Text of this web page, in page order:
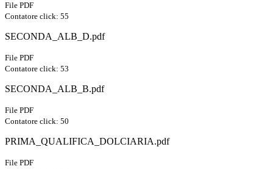
File PDF
Contatore click: 55
SECONDA_ALB_D.pdf
File PDF
Contatore click: 53
SECONDA_ALB_B.pdf
File PDF
Contatore click: 50
PRIMA_QUALIFICA_DOLCIARIA.pdf
File PDF